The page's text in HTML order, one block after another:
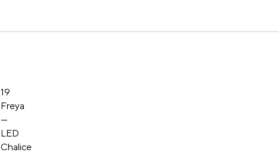
19
Freya
—
LED
Chalice